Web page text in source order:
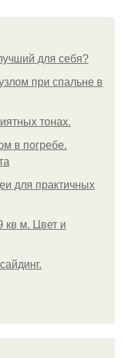
для себя?
при спальне в
тонах.
в погребе.
для практичных
кв м. Цвет и